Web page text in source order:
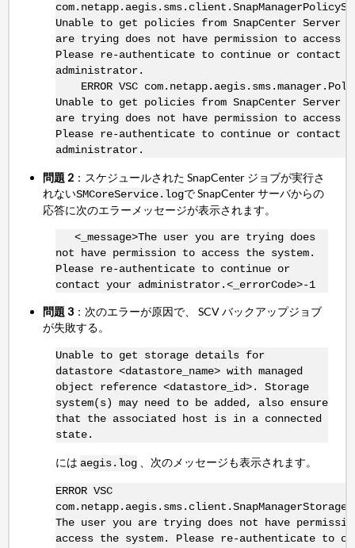
Unable to get policies from SnapCenter Server :
are trying does not have permission to access
Please re-authenticate to continue or contact
administrator.
ERROR VSC
Unable to get policies from SnapCenter Server :
are trying does not have permission to access
Please re-authenticate to continue or contact
administrator.
問題 2 ：スケジュールされた SnapCenter ジョブが実行さ
れないSMCoreService.logで SnapCenter サーバからの
応答に次のエラーメッセージが表示されます。
<_message>The user you are trying does
not have permission to access the system.
Please re-authenticate to continue or
contact your administrator.<_errorCode>-1
問題 3 ：次のエラーが原因で、 SCV バックアップジョブ
が失敗する。
Unable to get storage details for
datastore <datastore_name> with managed
object reference <datastore_id>. Storage
system(s) may need to be added, also ensure
that the associated host is in a connected
state.
には aegis.log、次のメッセージも表示されます。
ERROR VSC
The user you are trying does not have
access the system. Please re-authenticate to